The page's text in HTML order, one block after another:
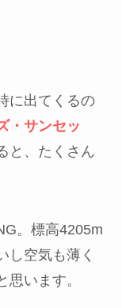
に出てくるの
・サンセッ
と、たくさん
。標高4205m
し空気も薄く
います。